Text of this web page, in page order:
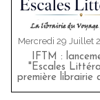
Mercredi 29 Juillet
IFTM :
"Escales
première librairie